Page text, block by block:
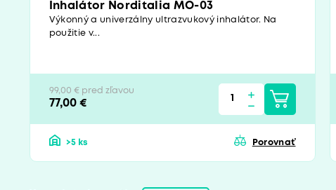
Inhalátor Norditalia MO-03
Výkonný a univerzálny ultrazvukový inhalátor. Na
použitie v...
99,00 € pred zľavou
77,00 €
>5 ks Porovnať